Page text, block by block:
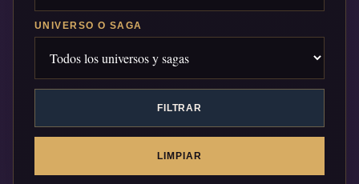
UNIVERSO O SAGA
FILTRAR
LIMPIAR